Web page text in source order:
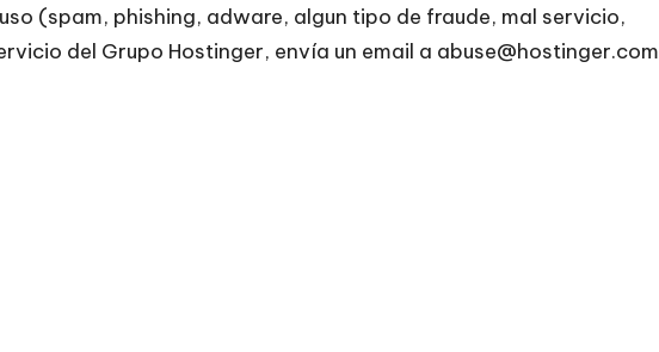
(spam, phishing, adware, algun tipo de fraude, mal servicio,
del Grupo Hostinger, envía un email a abuse@hostinger.com